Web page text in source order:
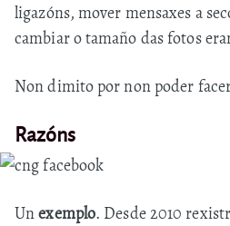
ligazóns, mover mensaxes a
cambiar o tamaño das fotos
Non dimito por non poder
Razóns
Unexemplo. Desde 2010